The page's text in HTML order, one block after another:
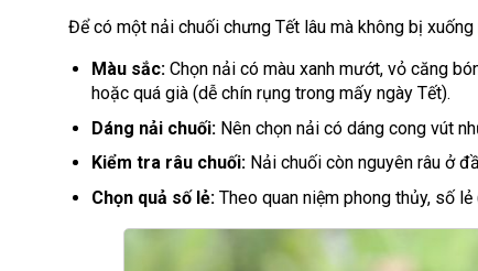
Để có một nải chuối chưng Tết lâu mà không bị
Màu sắc:Chọn nải có màu xanh mướt, vỏ căng
hoặc quá già (dễ chín rụng trong mấy ngày Tết).
Dáng nải chuối:Nên chọn nải có dáng cong vút
Kiểm tra râu chuối:Nải chuối còn nguyên râu ở
Chọn quả số lẻ:Theo quan niệm phong thủy, số